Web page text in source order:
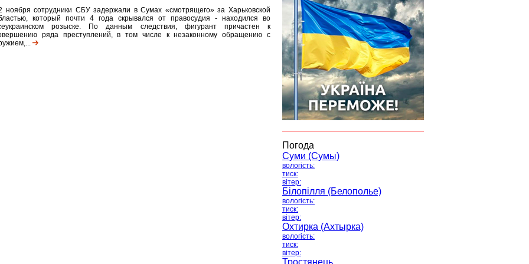
ноября сотрудники СБУ задержали в Сумах «смотрящего» за Харьковской
который почти 4 года скрывался от правосудия - находился во
розыске. По данным следствия, фигурант причастен к
ряда преступлений, в том числе к незаконному обращению с
Погода
Суми (Сумы)
вологість:
тиск:
вітер:
Білопілля (Белополье)
вологість:
тиск:
вітер:
Охтирка (Ахтырка)
вологість:
тиск:
вітер:
Тростянець